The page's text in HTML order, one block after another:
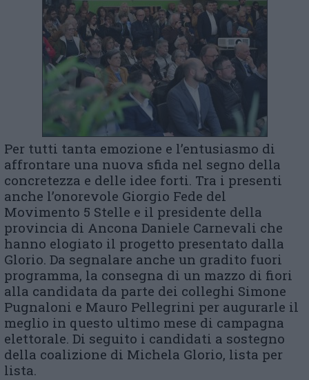
Per tutti tanta emozione e l’entusiasmo di
affrontare una nuova sfida nel segno della
concretezza e delle idee forti. Tra i presenti
anche l’onorevole Giorgio Fede del
Movimento 5 Stelle e il presidente della
provincia di Ancona Daniele Carnevali che
hanno elogiato il progetto presentato dalla
Glorio. Da segnalare anche un gradito fuori
programma, la consegna di un mazzo di fiori
alla candidata da parte dei colleghi Simone
Pugnaloni e Mauro Pellegrini per augurarle il
meglio in questo ultimo mese di campagna
elettorale. Di seguito i candidati a sostegno
della coalizione di Michela Glorio, lista per
lista.